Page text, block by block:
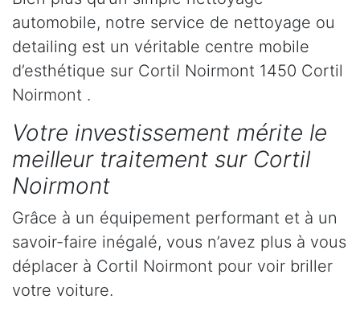
automobile, notre service de nettoyage ou
detailing est un véritable centre mobile
d’esthétique sur Cortil Noirmont 1450 Cortil
Noirmont .
Votre investissement mérite le
meilleur traitement sur Cortil
Noirmont
Grâce à un équipement performant et à un
savoir-faire inégalé, vous n’avez plus à vous
déplacer à Cortil Noirmont pour voir briller
votre voiture.